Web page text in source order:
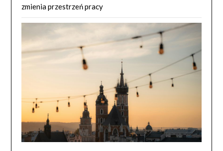
zmienia przestrzeń pracy